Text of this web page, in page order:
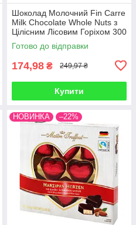
Шоколад Молочний Fin Carre
Milk Chocolate Whole Nuts з
Цілісним Лісовим Горіхом 300
г Німеччина
Готово до відправки
174,98 ₴ 249,97 ₴
Купити
НОВИНКА –22%